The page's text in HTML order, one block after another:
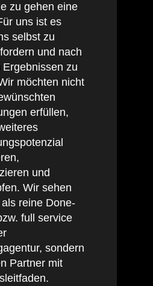
zu gehen eine
uns ist es
selbst zu
und nach
Ergebnissen zu
möchten nicht
erfüllen,
und
Wir sehen
reine Done-
full service
sondern
Partner mit